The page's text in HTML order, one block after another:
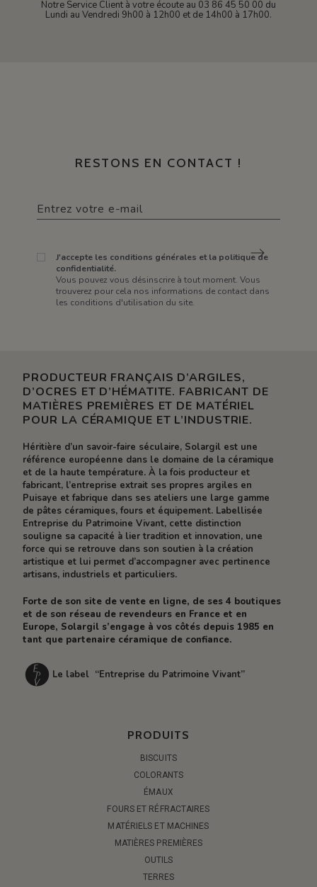
Notre Service Client à votre écoute au 03 86 45 50 00 du
Lundi au Vendredi 9h00 à 12h00 et de 14h00 à 17h00.
RESTONS EN CONTACT !
J'accepte les conditions générales et la politique de
confidentialité.
Vous pouvez vous désinscrire à tout moment. Vous
trouverez pour cela nos informations de contact dans
les conditions d'utilisation du site.
PRODUCTEUR FRANÇAIS D’ARGILES,
D’OCRES ET D’HÉMATITE. FABRICANT DE
MATIÈRES PREMIÈRES ET DE MATÉRIEL
POUR LA CÉRAMIQUE ET L’INDUSTRIE.
Héritière d’un savoir-faire séculaire, Solargil est une
référence européenne dans le domaine de la céramique
et de la haute température. À la fois producteur et
fabricant, l’entreprise extrait ses propres argiles en
Puisaye et fabrique dans ses ateliers une large gamme
de pâtes céramiques, fours et équipement. Labellisée
Entreprise du Patrimoine Vivant, cette distinction
souligne sa capacité à lier tradition et innovation, une
force qui se retrouve dans son soutien à la création
artistique et lui permet d’accompagner avec pertinence
artisans, industriels et particuliers.
Forte de son site de vente en ligne, de ses 4 boutiques
et de son réseau de revendeurs en France et en
Europe, Solargil s’engage à vos côtés depuis 1985 en
tant que partenaire céramique de confiance.
Le label “Entreprise du Patrimoine Vivant”
PRODUITS
BISCUITS
COLORANTS
ÉMAUX
FOURS ET RÉFRACTAIRES
MATÉRIELS ET MACHINES
MATIÈRES PREMIÈRES
OUTILS
TERRES